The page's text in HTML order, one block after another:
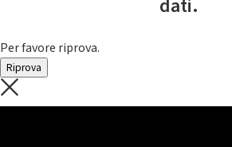
dati.
Per favore riprova.
Riprova
C'è un problema con il